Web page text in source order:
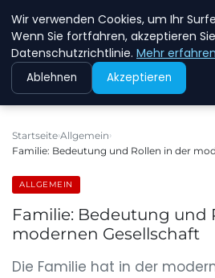
NEW
Startseite Allgemein
Familie: Bedeutung und Rollen in der
ALLGEMEIN
Familie: Bedeutung und
modernen Gesellschaft
Die Familie hat in der
Wir verwenden Cookies, um Ihr
Wenn Sie fortfahren, akzeptieren
Datenschutzrichtlinie. Mehr erfahren
Ablehnen Akzeptieren